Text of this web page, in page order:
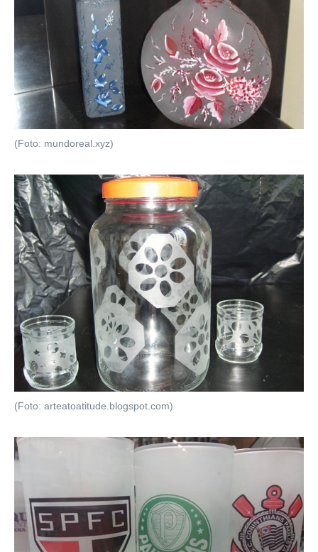
(Foto: mundoreal.xyz)
(Foto: arteatoatitude.blogspot.com)